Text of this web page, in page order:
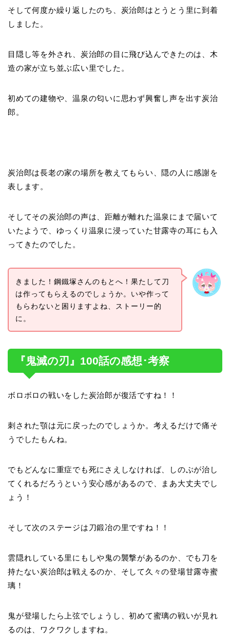
そして何度か繰り返したのち、炭治郎はとうとう里に到着
しました。
目隠し等を外され、炭治郎の目に飛び込んできたのは、木
造の家が立ち並ぶ広い里でした。
初めての建物や、温泉の匂いに思わず興奮し声を出す炭治
郎。
炭治郎は長老の家の場所を教えてもらい、隠の人に感謝を
表します。
そしてその炭治郎の声は、距離が離れた温泉にまで届いて
いたようで、ゆっくり温泉に浸っていた甘露寺の耳にも入
ってきたのでした。
きました！鋼鐵塚さんのもとへ！果たして刀
は作ってもらえるのでしょうか。いや作って
もらわないと困りますよね、ストーリー的
に。
『鬼滅の刃』100話の感想･考察
ボロボロの戦いをした炭治郎が復活ですね！！
刺された顎は元に戻ったのでしょうか。考えるだけで痛そ
うでしたもんね。
でもどんなに重症でも死にさえしなければ、しのぶが治し
てくれるだろうという安心感があるので、まあ大丈夫でし
ょう！
そして次のステージは刀鍛冶の里ですね！！
雲隠れしている里にもしや鬼の襲撃があるのか、でも刀を
持たない炭治郎は戦えるのか、そして久々の登場甘露寺蜜
璃！
鬼が登場したら上弦でしょうし、初めて蜜璃の戦いが見れ
るのは、ワクワクしますね。